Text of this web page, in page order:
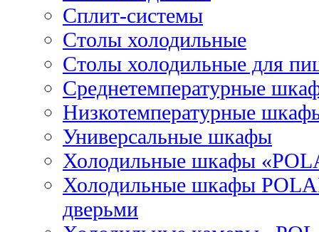
Сплит-системы
Столы холодильные
Столы холодильные для
Среднетемпературные
Низкотемпературные
Универсальные шкафы
Холодильные шкафы
Холодильные шкафы
дверьми